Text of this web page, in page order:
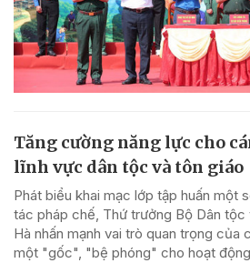
Tăng cường năng lực cho
lĩnh vực dân tộc và tôn giáo
Phát biểu khai mạc lớp tập huấn một
tác pháp chế, Thứ trưởng Bộ Dân tộc
Hà nhấn mạnh vai trò quan trọng của
một "gốc", "bệ phóng" cho hoạt